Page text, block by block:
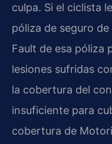
culpa. Si el ciclista
póliza de seguro
Fault de esa póliza
lesiones sufridas
la cobertura del
insuficiente para
cobertura de